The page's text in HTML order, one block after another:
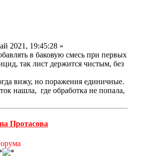
2021, 19:45:28 »
в баковую смесь при первых
так лист держится чистым, без
вижу, но поражения единичные.
нашла, где обработка не попала,
Протасова